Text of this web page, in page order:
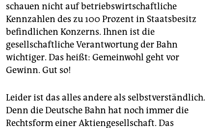
schauen nicht auf betriebswirtschaftliche
Kennzahlen des zu 100 Prozent in Staatsbesitz
befindlichen Konzerns. Ihnen ist die
gesellschaftliche Verantwortung der Bahn
wichtiger. Das heißt: Gemeinwohl geht vor
Gewinn. Gut so!
Leider ist das alles andere als selbstverständlich.
Denn die Deutsche Bahn hat noch immer die
Rechtsform einer Aktiengesellschaft. Das